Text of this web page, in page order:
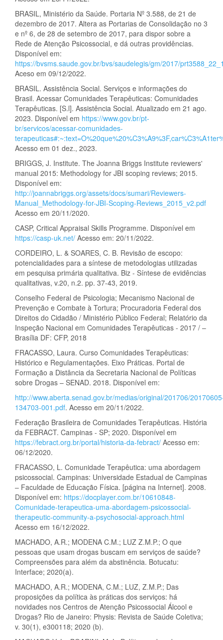
BRASIL, Ministério da Saúde. Portaria Nº 3.588, de 21 de
dezembro de 2017. Altera as Portarias de Consolidação no 3
e nº 6, de 28 de setembro de 2017, para dispor sobre a
Rede de Atenção Psicossocial, e dá outras providências.
Disponível em:
https://bvsms.saude.gov.br/bvs/saudelegis/gm/2017/
Aceso em 09/12/2022.
BRASIL. Assistência Social. Serviços e informações do
Brasil. Acessar Comunidades Terapêuticas: Comunidades
Terapêuticas. [S.l]. Assistência Social. Atualizado em 21 ago.
2023. Disponível em https://www.gov.br/pt-
br/servicos/acessar-comunidades-
Acesso em 01 dez., 2023.
BRIGGS, J. Institute. The Joanna Briggs Institute reviewers'
manual 2015: Methodology for JBI scoping reviews; 2015.
Disponível em:
http://joannabriggs.org/assets/docs/sumari/Reviewers-
Manual_Methodology-for-JBI-Scoping-Reviews_2015_v2.pdf
Acesso em 20/11/2020.
CASP, Critical Appraisal Skills Programme. Disponível em
https://casp-uk.net/ Acesso em: 20/11/2022.
CORDEIRO, L. & SOARES, C. B. Revisão de escopo:
potencialidades para a síntese de metodologias utilizadas
em pesquisa primária qualitativa. Biz - Síntese de evidências
qualitativas, v.20, n.2. pp. 37-43, 2019.
Conselho Federal de Psicologia; Mecanismo Nacional de
Prevenção e Combate à Tortura; Procuradoria Federal dos
Direitos do Cidadão / Ministério Público Federal; Relatório da
Inspeção Nacional em Comunidades Terapêuticas - 2017 / –
Brasília DF: CFP, 2018
FRACASSO, Laura. Curso Comunidades Terapêuticas:
Histórico e Regulamentações. Eixo Práticas. Portal de
Formação a Distância da Secretaria Nacional de Políticas
sobre Drogas – SENAD. 2018. Disponível em:
http://www.aberta.senad.gov.br/medias/original/201706/
134703-001.pdf. Acesso em 20/11/2022.
Federação Brasileira de Comunidades Terapêuticas. História
da FEBRACT. Campinas - SP; 2020. Disponível em
https://febract.org.br/portal/historia-da-febract/ Acesso em:
06/12/2020.
FRACASSO, L. Comunidade Terapêutica: uma abordagem
psicossocial. Campinas: Universidade Estadual de Campinas
– Faculdade de Educação Física. [página na Internet]. 2008.
Disponível em: https://docplayer.com.br/10610848-
Comunidade-terapeutica-uma-abordagem-psicossocial-
therapeutic-community-a-psychosocial-approach.html
Acesso em 16/12/2022.
MACHADO, A.R.; MODENA C.M.; LUZ Z.M.P.; O que
pessoas que usam drogas buscam em serviços de saúde?
Compreensões para além da abstinência. Botucatu:
Interface; 2020(a).
MACHADO, A.R.; MODENA, C.M.; LUZ, Z.M.P.; Das
proposições da política às práticas dos serviços: há
novidades nos Centros de Atenção Psicossocial Álcool e
Drogas? Rio de Janeiro: Physis: Revista de Saúde Coletiva;
v. 30(1), e300118; 2020 (b).